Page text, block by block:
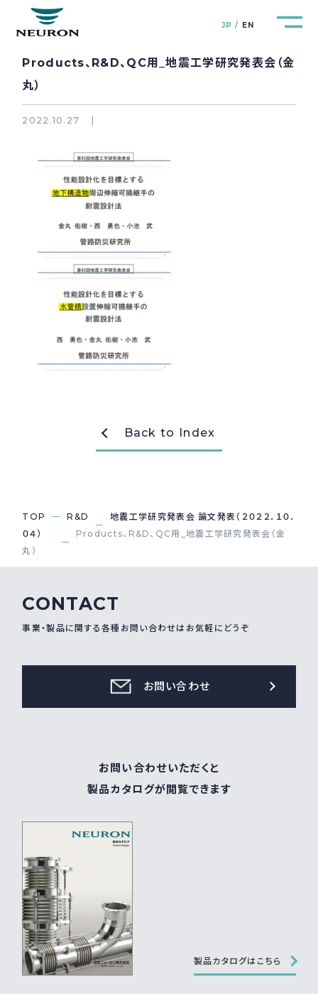
JP EN
企業情報 Company
製品＆サービス Products&Service
R&D
新着情報 News&Topics
採用情報
Products、R&D、QC用_地震工学研究発表会（金
丸）
2022.10.27
Back to Index
TOP R&D
地震工学研究発表会 論文発表（２０２２．１０．
０４）
Products、R&D、QC用_地震工学研究発表会（金
丸）
CONTACT
事業・製品に関する各種お問い合わせはお気軽にどうぞ
お問い合わせ
お問い合わせいただくと
製品カタログが閲覧できます
製品カタログはこちら